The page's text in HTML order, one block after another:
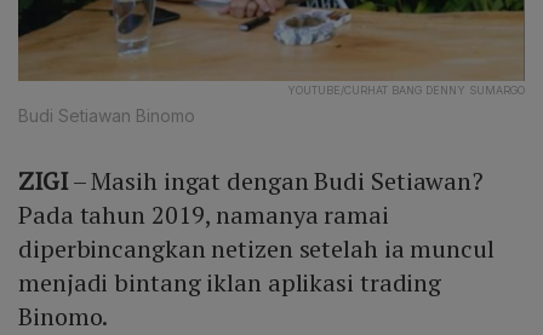
YOUTUBE/CURHAT BANG DENNY SUMARGO
Budi Setiawan Binomo
ZIGI– Masih ingat dengan Budi Setiawan?
Pada tahun 2019, namanya ramai
diperbincangkan netizen setelah ia muncul
menjadi bintang iklan aplikasi trading
Binomo.